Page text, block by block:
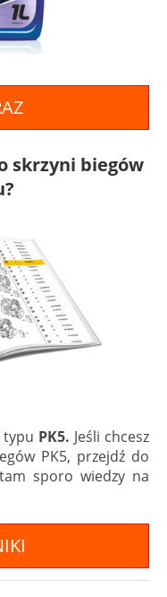
skrzyni biegów
typu PK5. Jeśli chcesz
PK5, przejdź do
tam sporo wiedzy na